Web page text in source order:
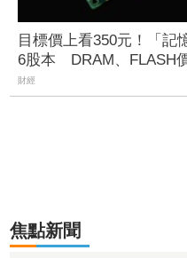
目標價上看350元！「記
6股本 DRAM、FLASH
財經
焦點新聞